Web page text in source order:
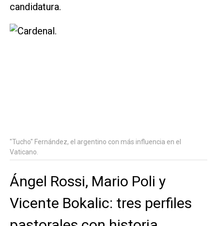
candidatura.
"Tucho" Fernández, el argentino con más influencia en el
Vaticano.
Ángel Rossi, Mario Poli y
Vicente Bokalic: tres perfiles